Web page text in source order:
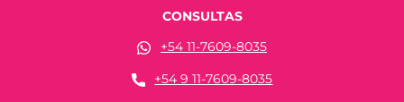
CONSULTAS
+54 11-7609-8035
+54 9 11-7609-8035